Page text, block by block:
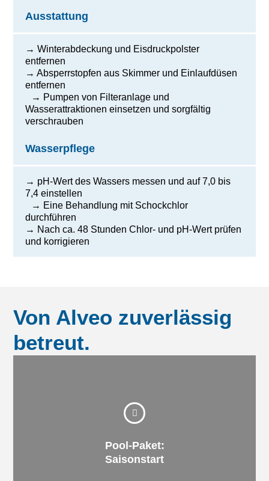
Ausstattung
→ Winterabdeckung und Eisdruckpolster
entfernen
→ Absperrstopfen aus Skimmer und Einlaufdüsen
entfernen
→ Pumpen von Filteranlage und
Wasserattraktionen einsetzen und sorgfältig
verschrauben
Wasserpflege
→ pH-Wert des Wassers messen und auf 7,0 bis
7,4 einstellen
→ Eine Behandlung mit Schockchlor
durchführen
→ Nach ca. 48 Stunden Chlor- und pH-Wert prüfen
und korrigieren
Von Alveo zuverlässig
betreut.
Pool-Paket:
Saisonstart
Gehen Sie mit einem guten Gefühl in die
Badesaison: Alveo nimmt Ihnen lästige
Pool fit für den Sommer!